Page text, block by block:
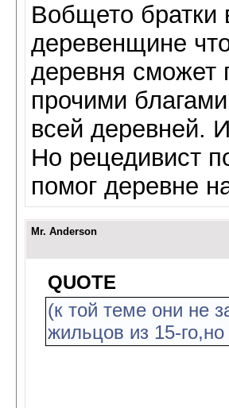
Вобщето братки
деревенщине
деревня сможет
прочими
всей деревней.
Но рецедивист
помог деревне
Mr. Anderson
QUOTE
(к той теме они не
жильцов из 15-